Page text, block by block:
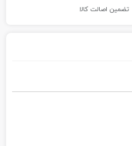
تضمین اصالت کالا